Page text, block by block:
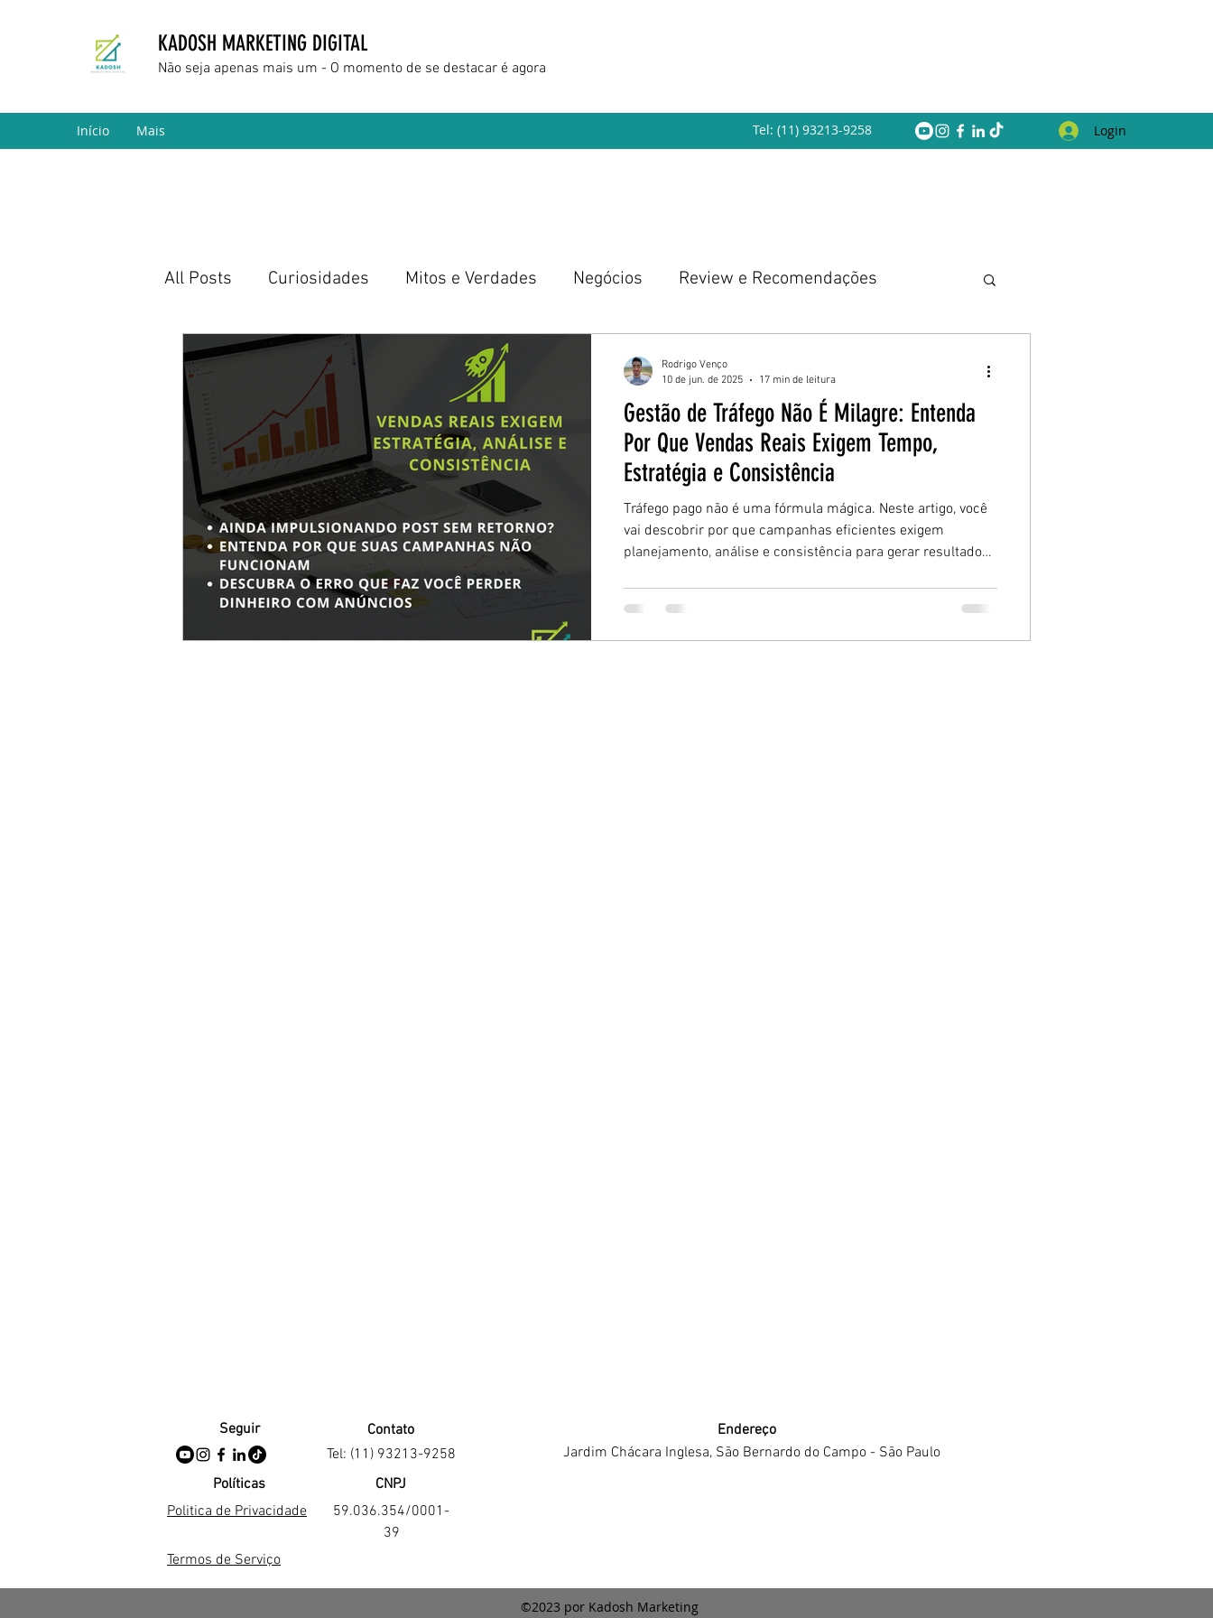
KADOSH MARKETING DIGITAL
Não seja apenas mais um - O momento de se destacar é agora
Início Mais Tel: (11) 93213-9258 Login
All Posts Curiosidades Mitos e Verdades Negócios Review e Recomendações
Marketing Digital Empreendedorismo
Gestão de Tráfego Não É Milagre: Entenda
Por Que Vendas Reais Exigem Tempo,
Estratégia e Consistência
Tráfego pago não é uma fórmula mágica. Neste artigo, você
vai descobrir por que campanhas eficientes exigem
planejamento, análise e consistência para gerar resultados
diretamente o retorno do seu investimento digital.
Rodrigo Venço
10 de jun. de 2025
17 min de leitura
Seguir
Políticas
Politica de Privacidade
Contato
Tel: (11) 93213-9258
CNPJ
59.036.354/0001-
39
Endereço
Jardim Chácara Inglesa, São Bernardo do Campo - São Paulo
Termos de Serviço
©2023 por Kadosh Marketing